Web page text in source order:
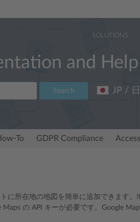
SOLUTIONS
and Help
Search JP /
To GDPR Compliance
に所在地の地図を簡単に追加できます
の API キーが必要です。Google